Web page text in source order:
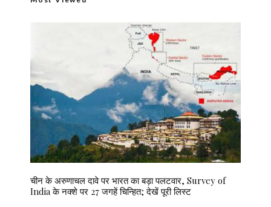
चीन के अरुणाचल दावे पर भारत का बड़ा पलटवार, Survey of
India के नक्शे पर 27 जगहें चिन्हित; देखें पूरी लिस्ट